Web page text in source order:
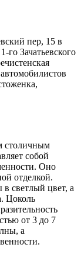
пер, 15 в
Зачатьевского
столичным
собой
Оно
отделкой.
светлый цвет, а
Цоколь
от 3 до 7
а